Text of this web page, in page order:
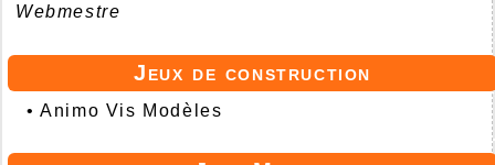
Webmestre
Jeux de construction
•Animo Vis Modèles